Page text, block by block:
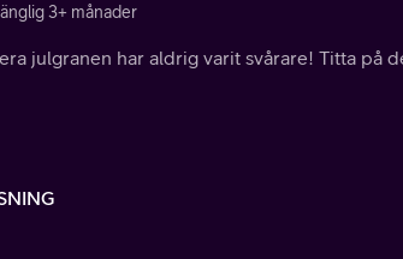
3+ månader
julgranen har aldrig varit svårare! Titta på